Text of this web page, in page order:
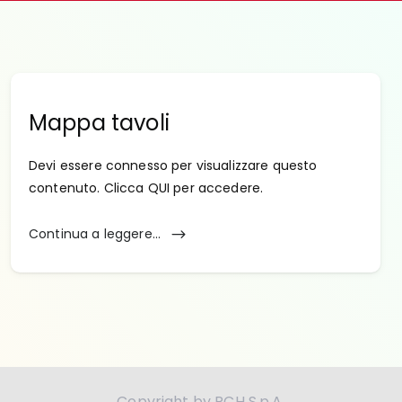
Mappa tavoli
Devi essere connesso per visualizzare questo
contenuto. Clicca QUI per accedere.
Continua a leggere...